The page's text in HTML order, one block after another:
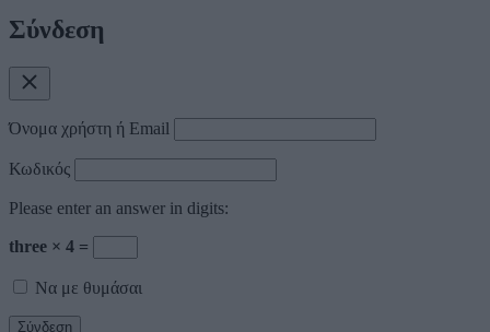
Σύνδεση
Όνομα χρήστη ή Email
Κωδικός
Please enter an answer in digits:
three × 4 =
Να με θυμάσαι